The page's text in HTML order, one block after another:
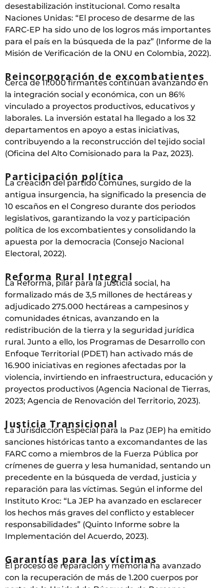
desestabilización institucional. Como resalta
Naciones Unidas: “El proceso de desarme de las
FARC-EP ha sido uno de los logros más importantes
para el país en la búsqueda de la paz” (Informe de la
Misión de Verificación de la ONU en Colombia, 2022).
Reincorporación de excombatientes
Cerca de 11.000 firmantes continúan avanzando en
la integración social y económica, con un 86%
vinculado a proyectos productivos, educativos y
laborales. La inversión estatal ha llegado a los 32
departamentos en apoyo a estas iniciativas,
contribuyendo a la reconstrucción del tejido social
(Oficina del Alto Comisionado para la Paz, 2023).
Participación política
La creación del partido Comunes, surgido de la
antigua insurgencia, ha significado la presencia de
10 escaños en el Congreso durante dos periodos
legislativos, garantizando la voz y participación
política de los excombatientes y consolidando la
apuesta por la democracia (Consejo Nacional
Electoral, 2022).
Reforma Rural Integral
La Reforma, pilar para la justicia social, ha
formalizado más de 3,5 millones de hectáreas y
adjudicado 275.000 hectáreas a campesinos y
comunidades étnicas, avanzando en la
redistribución de la tierra y la seguridad jurídica
rural. Junto a ello, los Programas de Desarrollo con
Enfoque Territorial (PDET) han activado más de
16.900 iniciativas en regiones afectadas por la
violencia, invirtiendo en infraestructura, educación y
proyectos productivos (Agencia Nacional de Tierras,
2023; Agencia de Renovación del Territorio, 2023).
Justicia Transicional
La Jurisdicción Especial para la Paz (JEP) ha emitido
sanciones históricas tanto a excomandantes de las
FARC como a miembros de la Fuerza Pública por
crímenes de guerra y lesa humanidad, sentando un
precedente en la búsqueda de verdad, justicia y
reparación para las víctimas. Según el informe del
Instituto Kroc: “La JEP ha avanzado en esclarecer
los hechos más graves del conflicto y establecer
responsabilidades” (Quinto Informe sobre la
Implementación del Acuerdo, 2023).
Garantías para las víctimas
El proceso de reparación y memoria ha avanzado
con la recuperación de más de 1.200 cuerpos por